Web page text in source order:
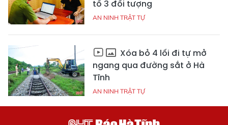
tố 3 đối tượng
AN NINH TRẬT TỰ
Xóa bỏ 4 lối đi tự mở
ngang qua đường sắt ở Hà
Tĩnh
AN NINH TRẬT TỰ